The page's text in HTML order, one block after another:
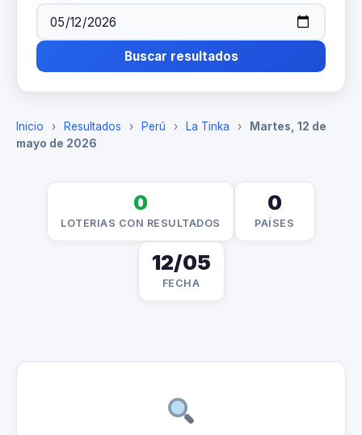
Buscar resultados
Inicio › Resultados › Perú › La Tinka ›
Martes, 12 de
mayo de 2026
0
LOTERIAS CON RESULTADOS
0
PAÍSES
12/05
FECHA